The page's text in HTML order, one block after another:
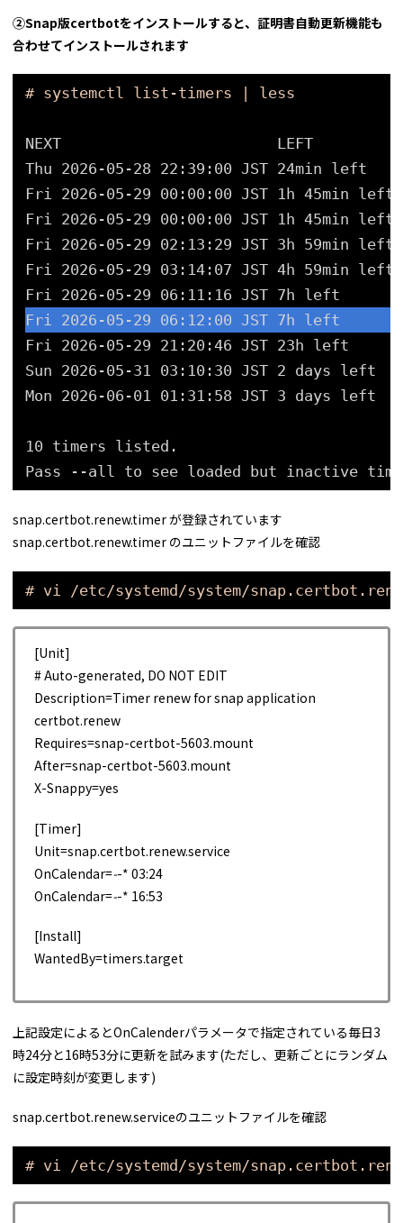
②Snap版certbotをインストールすると、証明書自動更新機能も
合わせてインストールされます
# systemctl list-timers | less
NEXT                        LEFT
Thu 2026-05-28 22:39:00 JST 24min left
Fri 2026-05-29 00:00:00 JST 1h 45min left -
Fri 2026-05-29 00:00:00 JST 1h 45min left
Fri 2026-05-29 02:13:29 JST 3h 59min left
Fri 2026-05-29 03:14:07 JST 4h 59min
Fri 2026-05-29 06:11:16 JST 7h left
Fri 2026-05-29 06:12:00 JST 7h left
Fri 2026-05-29 21:20:46 JST 23h left
Sun 2026-05-31 03:10:30 JST 2 days left
Mon 2026-06-01 01:31:58 JST 3 days left
10 timers listed.
Pass --all to see loaded but inactive
snap.certbot.renew.timer が登録されています
snap.certbot.renew.timer のユニットファイルを確認
# vi /etc/systemd/system/
[Unit]
# Auto-generated, DO NOT EDIT
Description=Timer renew for snap application
certbot.renew
Requires=snap-certbot-5603.mount
After=snap-certbot-5603.mount
X-Snappy=yes
[Timer]
Unit=snap.certbot.renew.service
OnCalendar=--* 03:24
OnCalendar=--* 16:53
[Install]
WantedBy=timers.target
上記設定によるとOnCalenderパラメータで指定されている毎日3
時24分と16時53分に更新を試みます(ただし、更新ごとにランダム
に設定時刻が変更します)
snap.certbot.renew.serviceのユニットファイルを確認
# vi /etc/systemd/system/